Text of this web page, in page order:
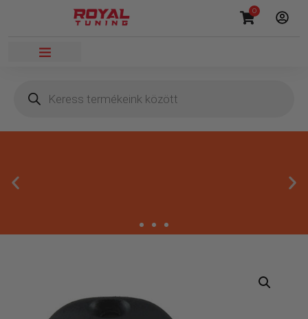
0
Gyors rendelésfeldolgozással segítünk, hogy hamar
kézhez kapd a csomagod.